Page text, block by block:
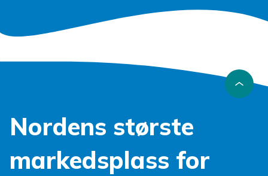
Nordens største
markedsplass for